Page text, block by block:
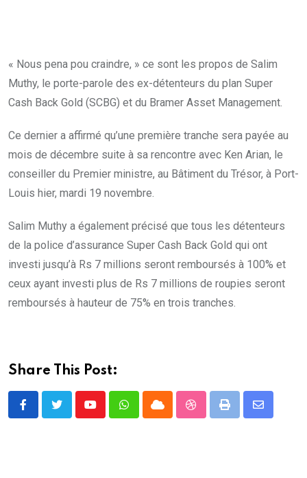
« Nous pena pou craindre, » ce sont les propos de Salim
Muthy, le porte-parole des ex-détenteurs du plan Super
Cash Back Gold (SCBG) et du Bramer Asset Management.
Ce dernier a affirmé qu’une première tranche sera payée au
mois de décembre suite à sa rencontre avec Ken Arian, le
conseiller du Premier ministre, au Bâtiment du Trésor, à Port-
Louis hier, mardi 19 novembre.
Salim Muthy a également précisé que tous les détenteurs
de la police d’assurance Super Cash Back Gold qui ont
investi jusqu’à Rs 7 millions seront remboursés à 100% et
ceux ayant investi plus de Rs 7 millions de roupies seront
remboursés à hauteur de 75% en trois tranches.
Share This Post:
YoutubeWhatsappCloud StumbleUpon
Print
Share